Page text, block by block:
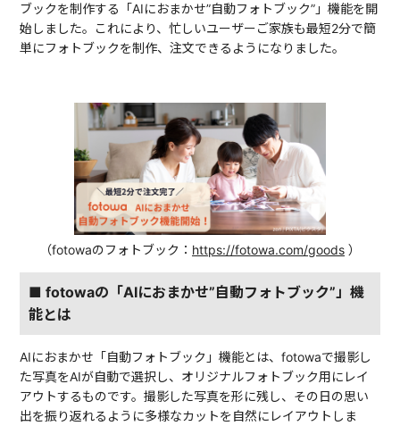
ブックを制作する「AIにおまかせ”自動フォトブック”」機能を開
始しました。これにより、忙しいユーザーご家族も最短2分で簡
単にフォトブックを制作、注文できるようになりました。
（fotowaのフォトブック： https://fotowa.com/goods）
■ fotowaの「AIにおまかせ”自動フォトブック”」機
能とは
AIにおまかせ「自動フォトブック」機能とは、fotowaで撮影し
た写真をAIが自動で選択し、オリジナルフォトブック用にレイ
アウトするものです。撮影した写真を形に残し、その日の思い
出を振り返れるように多様なカットを自然にレイアウトしま